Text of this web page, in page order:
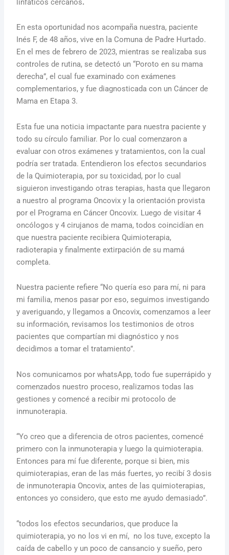
linfáticos cercanos.
En esta oportunidad nos acompaña nuestra, paciente
Inés F, de 48 años, vive en la Comuna de Padre Hurtado.
En el mes de febrero de 2023, mientras se realizaba sus
controles de rutina, se detectó un “Poroto en su mama
derecha”, el cual fue examinado con exámenes
complementarios, y fue diagnosticada con un Cáncer de
Mama en Etapa 3.
Esta fue una noticia impactante para nuestra paciente y
todo su círculo familiar. Por lo cual comenzaron a
evaluar con otros exámenes y tratamientos, con la cual
podría ser tratada. Entendieron los efectos secundarios
de la Quimioterapia, por su toxicidad, por lo cual
siguieron investigando otras terapias, hasta que llegaron
a nuestro al programa Oncovix y la orientación provista
por el Programa en Cáncer Oncovix. Luego de visitar 4
oncólogos y 4 cirujanos de mama, todos coincidían en
que nuestra paciente recibiera Quimioterapia,
radioterapia y finalmente extirpación de su mamá
completa.
Nuestra paciente refiere “No quería eso para mí, ni para
mi familia, menos pasar por eso, seguimos investigando
y averiguando, y llegamos a Oncovix, comenzamos a leer
su información, revisamos los testimonios de otros
pacientes que compartían mi diagnóstico y nos
decidimos a tomar el tratamiento”.
Nos comunicamos por whatsApp, todo fue superrápido y
comenzados nuestro proceso, realizamos todas las
gestiones y comencé a recibir mi protocolo de
inmunoterapia.
“Yo creo que a diferencia de otros pacientes, comencé
primero con la inmunoterapia y luego la quimioterapia.
Entonces para mí fue diferente, porque si bien, mis
quimioterapias, eran de las más fuertes, yo recibí 3 dosis
de inmunoterapia Oncovix, antes de las quimioterapias,
entonces yo considero, que esto me ayudo demasiado”.
“todos los efectos secundarios, que produce la
quimioterapia, yo no los vi en mí, no los tuve, excepto la
caída de cabello y un poco de cansancio y sueño, pero